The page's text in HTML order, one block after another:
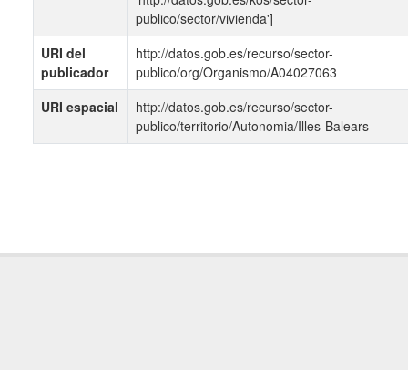
publico/sector/vivienda']
URI del
publicador
http://datos.gob.es/recurso/sector-
publico/org/Organismo/A04027063
URI espacial
http://datos.gob.es/recurso/sector-
publico/territorio/Autonomia/Illes-Balears